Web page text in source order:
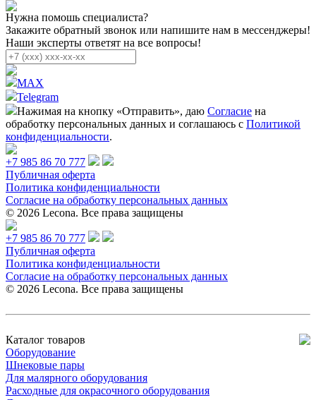
Нужна помошь специалиста?
Закажите обратный звонок или напишите нам в мессенджеры!
Наши эксперты ответят на все вопросы!
MAX
Telegram
Нажимая на кнопку «Отправить», даю Согласие на
обработку персональных данных и соглашаюсь с Политикой
конфиденциальности.
+7 985 86 70 777
Публичная оферта
Политика конфиденциальности
Согласие на обработку персональных данных
© 2026 Lecona. Все права защищены
+7 985 86 70 777
Публичная оферта
Политика конфиденциальности
Согласие на обработку персональных данных
© 2026 Lecona. Все права защищены
Каталог товаров
Оборудование
Шнековые пары
Для малярного оборудования
Расходные для окрасочного оборудования